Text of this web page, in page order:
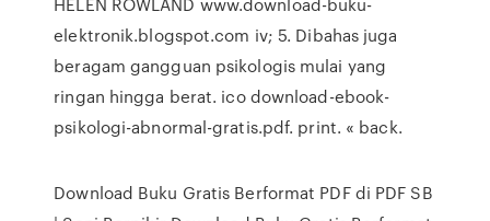
elektronik.blogspot.com iv; 5. Dibahas juga
beragam gangguan psikologis mulai yang
ringan hingga berat. ico download-ebook-
psikologi-abnormal-gratis.pdf. print. « back.
Download Buku Gratis Berformat PDF di PDF SB